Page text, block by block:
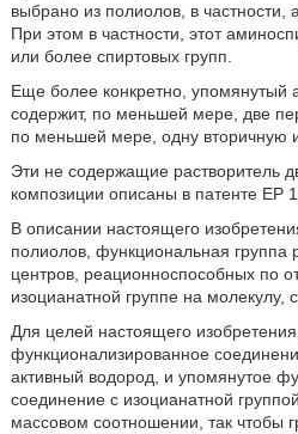
выбрано из полиолов, в частности,
При этом в частности, этот
или более спиртовых групп.
Еще более конкретно, упомянутый
содержит, по меньшей мере, две
по меньшей мере, одну вторичную
Эти не содержащие растворитель
композиции описаны в патенте EP
В описании настоящего
полиолов, функциональная группа
центров, реационноспособных по
изоцианатной группе на молекулу,
Для целей настоящего
функционализированное
активный водород, и упомянутое
соединение с изоцианатной
массовом соотношении, так чтобы